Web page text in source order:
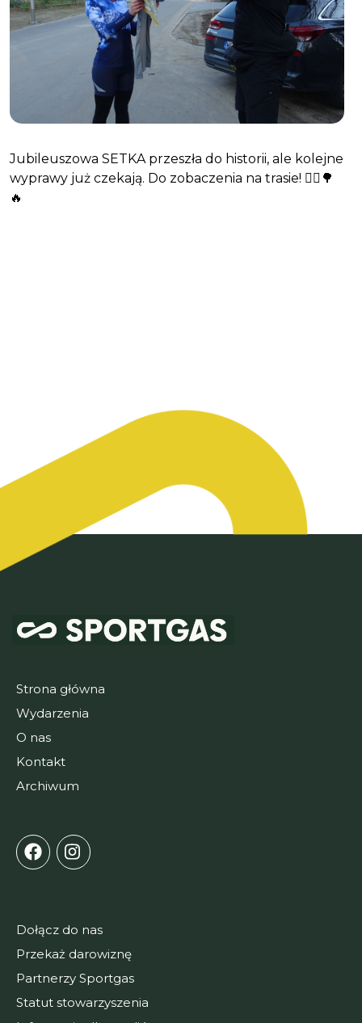
Jubileuszowa SETKA przeszła do historii, ale kolejne
wyprawy już czekają. Do zobaczenia na trasie! 🚴‍♂️🌳
🔥
Strona główna
Wydarzenia
O nas
Kontakt
Archiwum
Dołącz do nas
Przekaż darowiznę
Partnerzy Sportgas
Statut stowarzyszenia